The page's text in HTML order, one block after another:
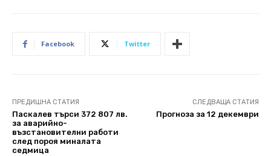
Facebook Twitter
ПРЕДИШНА СТАТИЯ
Паскалев търси 372 807 лв.
за аварийно-
възстановителни работи
след пороя миналата
седмица
СЛЕДВАЩА СТАТИЯ
Прогноза за 12 декември